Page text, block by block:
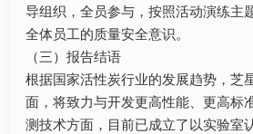
导组织，全员参与，按照活动演练主
全体员工的质量安全意识。
（三）报告结语
根据国家活性炭行业的发展趋势，芝
面，将致力与开发更高性能、更高标
测技术方面，目前已成立了以实验室